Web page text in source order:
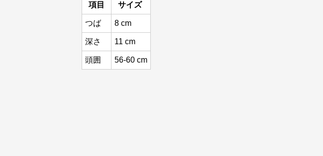
項目 サイズ
つば 8 cm
深さ 11 cm
頭囲 56-60 cm